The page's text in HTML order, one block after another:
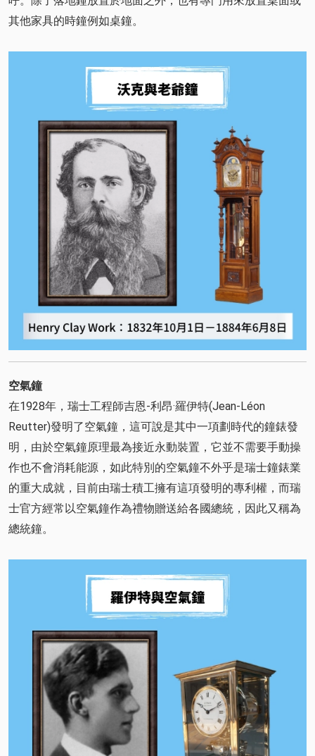
其他家具的時鐘例如桌鐘。
空氣鐘
在1928年，瑞士工程師吉恩-利昂·羅伊特(Jean-Léon
Reutter)發明了空氣鐘，這可說是其中一項劃時代的鐘錶發
明，由於空氣鐘原理最為接近永動裝置，它並不需要手動操
作也不會消耗能源，如此特別的空氣鐘不外乎是瑞士鐘錶業
的重大成就，目前由瑞士積工擁有這項發明的專利權，而瑞
士官方經常以空氣鐘作為禮物贈送給各國總統，因此又稱為
總統鐘。